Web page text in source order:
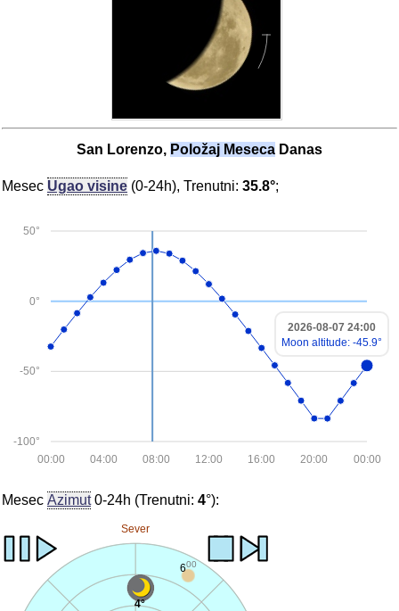
San Lorenzo, Položaj Meseca Danas
Mesec Ugao visine (0-24h), Trenutni: 35.8°;
-100°
-50°
0°
50°
00:00
20:00
16:00
12:00
08:00
04:00
00:00
2026-08-07 24:00
Moon altitude: -45.9°
Mesec Azimut0-24h (Trenutni: 4°):
Sever
600
4°